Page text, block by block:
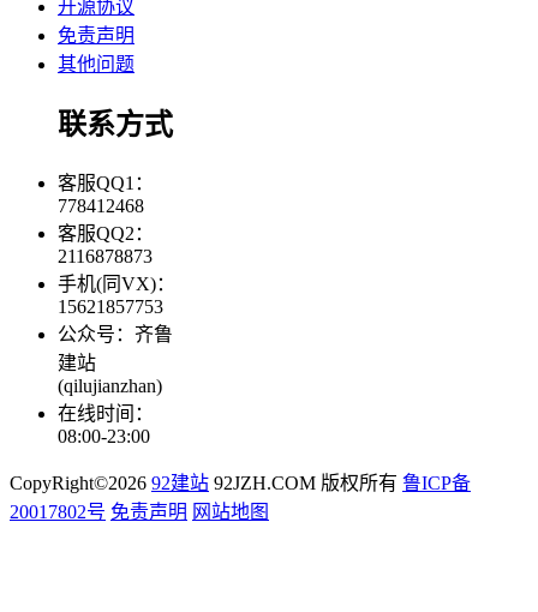
开源协议
免责声明
其他问题
联系方式
客服QQ1：
778412468
客服QQ2：
2116878873
手机(同VX)：
15621857753
公众号：齐鲁
建站
(qilujianzhan)
在线时间：
08:00-23:00
CopyRight©2026 92建站 92JZH.COM 版权所有 鲁ICP备
20017802号 免责声明 网站地图